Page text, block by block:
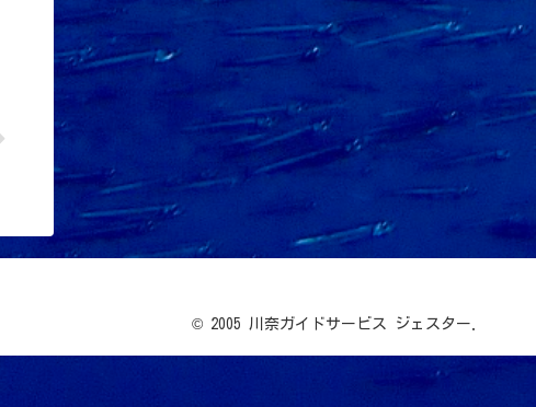
© 2005 川奈ガイドサービス ジェスター.